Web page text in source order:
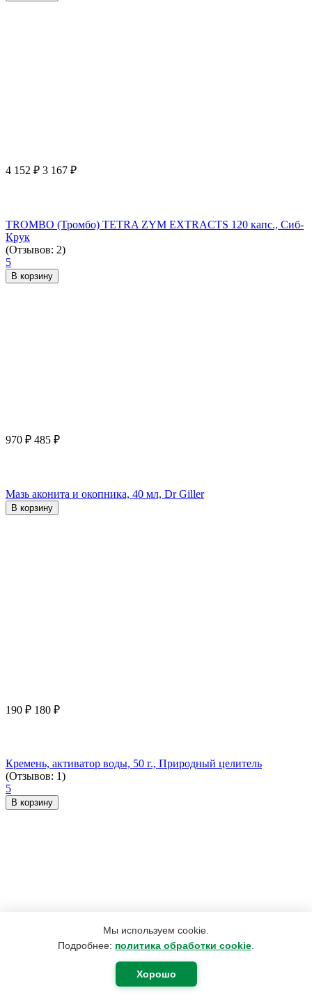
Мы используем cookie.
Подробнее: политика обработки cookie
Хорошо
4 152 ₽ 3 167 ₽
TROMBO (Тромбо) TETRA ZYM EXTRACTS 120 капс., Сиб-
Крук
(Отзывов: 2)
5
В корзину
970 ₽ 485 ₽
Мазь аконита и окопника, 40 мл, Dr Giller
В корзину
190 ₽ 180 ₽
Кремень, активатор воды, 50 г., Природный целитель
(Отзывов: 1)
5
В корзину